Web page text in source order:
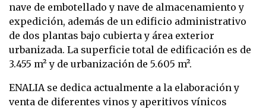
nave de embotellado y nave de almacenamiento y
expedición, además de un edificio administrativo
de dos plantas bajo cubierta y área exterior
urbanizada. La superficie total de edificación es de
3.455 m² y de urbanización de 5.605 m².
ENALIA se dedica actualmente a la elaboración y
venta de diferentes vinos y aperitivos vínicos